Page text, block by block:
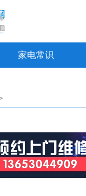
家电常识